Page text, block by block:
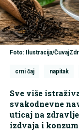
Foto: Ilustracija/
crni čaj napitak
Sve više
svakodnevne
uticaj na zdravlje
izdvaja i